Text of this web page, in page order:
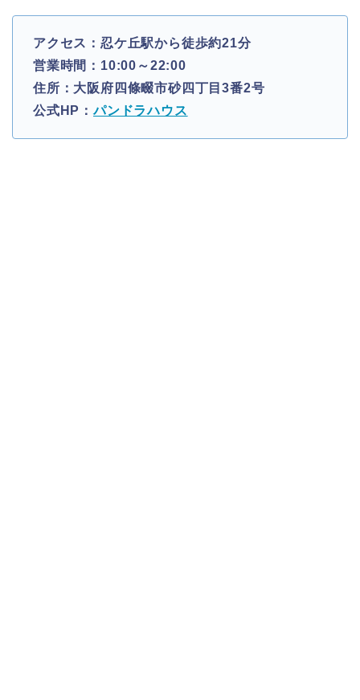
アクセス：忍ケ丘駅から徒歩約21分
営業時間：10:00～22:00
住所：大阪府四條畷市砂四丁目3番2号
公式HP：パンドラハウス